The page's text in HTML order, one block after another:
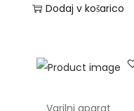
Dodaj v košarico